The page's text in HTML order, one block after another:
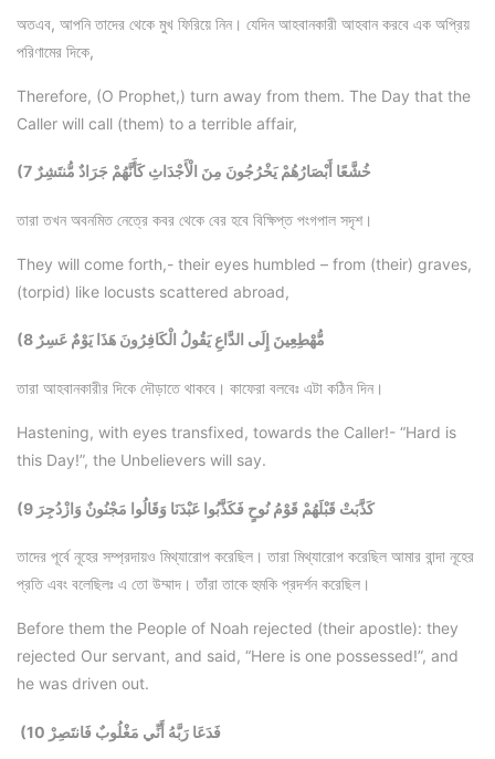
অতএব, আপনি তাদের থেকে মুখ ফিরিয়ে নিন। যেদিন আহবানকারী আহবান করবে এক অপ্রিয়
পরিণামের দিকে,
Therefore, (O Prophet,) turn away from them. The Day that the
Caller will call (them) to a terrible affair,
(7 خُشَّعًا أَبْصَارُهُمْ يَخْرُجُونَ مِنَ الْأَجْدَاثِ كَأَنَّهُمْ جَرَادٌ مُّنتَشِرٌ
তারা তখন অবনমিত নেত্রে কবর থেকে বের হবে বিক্ষিপ্ত পংগপাল সদৃশ।
They will come forth,- their eyes humbled – from (their) graves,
(torpid) like locusts scattered abroad,
(8 مُّهْطِعِينَ إِلَى الدَّاعِ يَقُولُ الْكَافِرُونَ هَذَا يَوْمٌ عَسِرٌ
তারা আহবানকারীর দিকে দৌড়াতে থাকবে। কাফেরা বলবেঃ এটা কঠিন দিন।
Hastening, with eyes transfixed, towards the Caller!- “Hard is
this Day!”, the Unbelievers will say.
(9 كَذَّبَتْ قَبْلَهُمْ قَوْمُ نُوحٍ فَكَذَّبُوا عَبْدَنَا وَقَالُوا مَجْنُونٌ وَازْدُجِرَ
তাদের পূর্বে নূহের সম্প্রদায়ও মিথ্যারোপ করেছিল। তারা মিথ্যারোপ করেছিল আমার বান্দা নূহের
প্রতি এবং বলেছিলঃ এ তো উম্মাদ। তাঁরা তাকে হুমকি প্রদর্শন করেছিল।
Before them the People of Noah rejected (their apostle): they
rejected Our servant, and said, “Here is one possessed!”, and
he was driven out.
(10 فَدَعَا رَبَّهُ أَنِّي مَغْلُوبٌ فَانتَصِرْ